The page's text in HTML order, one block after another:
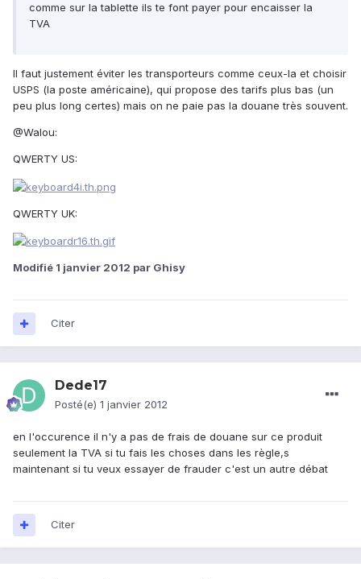
comme sur la tablette ils te font payer pour encaisser la
TVA
Il faut justement éviter les transporteurs comme ceux-la et choisir
USPS (la poste américaine), qui propose des tarifs plus bas (un
peu plus long certes) mais on ne paie pas la douane très souvent.
@Walou:
QWERTY US:
QWERTY UK:
Modifié 1 janvier 2012 par Ghisy
Citer
Dede17
Posté(e) 1 janvier 2012
en l'occurence il n'y a pas de frais de douane sur ce produit
seulement la TVA si tu fais les choses dans les règle,s
maintenant si tu veux essayer de frauder c'est un autre débat
Citer